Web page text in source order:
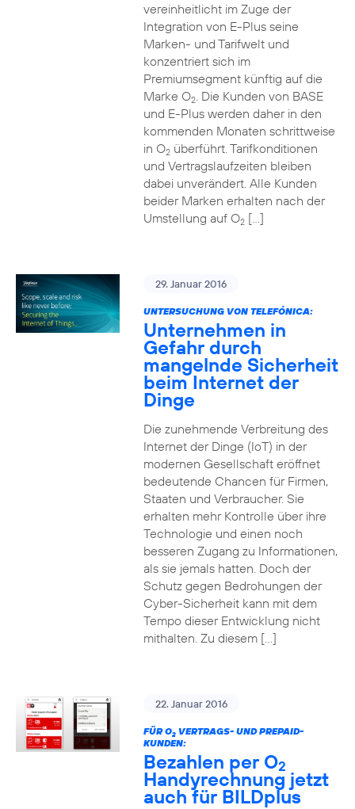
vereinheitlicht im Zuge der
Integration von E-Plus seine
Marken- und Tarifwelt und
konzentriert sich im
Premiumsegment künftig auf die
Marke O2. Die Kunden von BASE
und E-Plus werden daher in den
kommenden Monaten schrittweise
in O2überführt. Tarifkonditionen
und Vertragslaufzeiten bleiben
dabei unverändert. Alle Kunden
beider Marken erhalten nach der
Umstellung auf O2[…]
29. Januar 2016
UNTERSUCHUNG VON TELEFÓNICA:
Unternehmen in
Gefahr durch
mangelnde Sicherheit
beim Internet der
Dinge
Die zunehmende Verbreitung des
Internet der Dinge (IoT) in der
modernen Gesellschaft eröffnet
bedeutende Chancen für Firmen,
Staaten und Verbraucher. Sie
erhalten mehr Kontrolle über ihre
Technologie und einen noch
besseren Zugang zu Informationen,
als sie jemals hatten. Doch der
Schutz gegen Bedrohungen der
Cyber-Sicherheit kann mit dem
Tempo dieser Entwicklung nicht
mithalten. Zu diesem […]
22. Januar 2016
FÜR O2VERTRAGS- UND PREPAID-
KUNDEN:
Bezahlen per O2
Handyrechnung jetzt
auch für BILDplus